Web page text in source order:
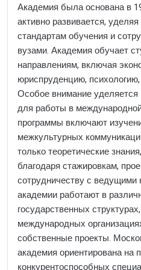
Академия была основана в
активно развивается,
стандартам обучения и
вузами. Академия обучает
направлениям, включая
юриспруденцию, психологию,
Особое внимание уделяется
для работы в
программы включают
межкультурных
только теоретические
благодаря стажировкам,
сотрудничеству с
академии работают в
государственных
международных
собственные проекты.
академия ориентирована на
конкурентоспособных